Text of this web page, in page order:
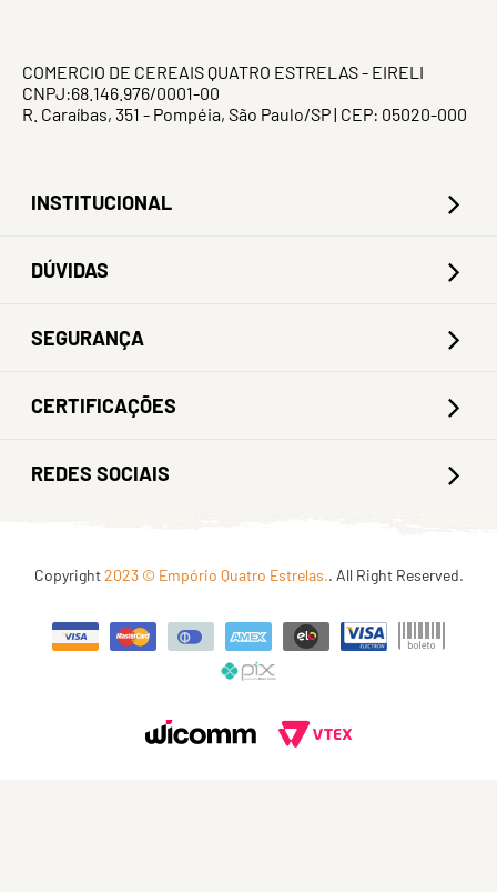
COMERCIO DE CEREAIS QUATRO ESTRELAS - EIRELI
CNPJ:68.146.976/0001-00
R. Caraíbas, 351 - Pompéia, São Paulo/SP | CEP: 05020-000
INSTITUCIONAL
DÚVIDAS
SEGURANÇA
CERTIFICAÇÕES
REDES SOCIAIS
Copyright2023 © Empório Quatro Estrelas.. All Right Reserved.